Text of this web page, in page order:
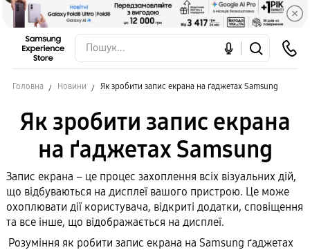
Головна Новини Як зробити запис екрана на ґаджетах Samsung
Як зробити запис екрана
на ґаджетах Samsung
Запис екрана – це процес захоплення всіх візуальних дій,
що відбуваються на дисплеї вашого пристрою. Це може
охоплювати дії користувача, відкриті додатки, сповіщення
та все інше, що відображається на дисплеї.
Розуміння як робити запис екрана на Samsung ґаджетах